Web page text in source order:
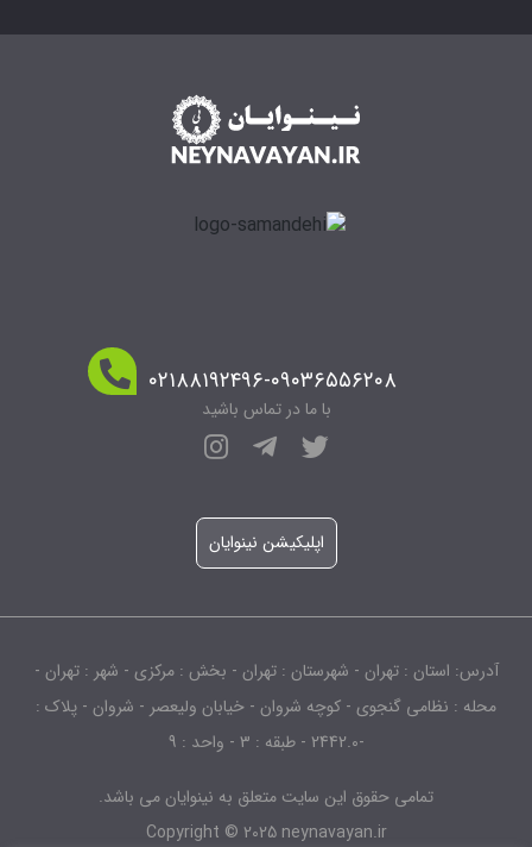
۰۲۱۸۸۱۹۲۴۹۶-۰۹۰۳۶۵۵۶۲۰۸
با ما در تماس باشید
اپلیکیشن نینوایان
آدرس: استان : تهران - شهرستان : تهران - بخش : مرکزی - شهر : تهران -
محله : نظامی گنجوی - کوچه شروان - خیابان ولیعصر - شروان - پلاک :
-2442.0 - طبقه : 3 - واحد : 9
تمامی حقوق این سایت متعلق به نینوایان می باشد.
Copyright © 2025 neynavayan.ir